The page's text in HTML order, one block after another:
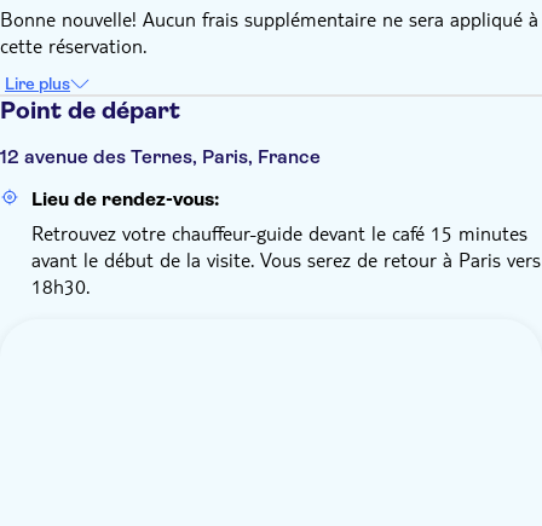
Bonne nouvelle! Aucun frais supplémentaire ne sera appliqué à
cette réservation.
Lire plus
Point de départ
12 avenue des Ternes, Paris, France
Lieu de rendez-vous:
Retrouvez votre chauffeur-guide devant le café 15 minutes
avant le début de la visite. Vous serez de retour à Paris vers
18h30.